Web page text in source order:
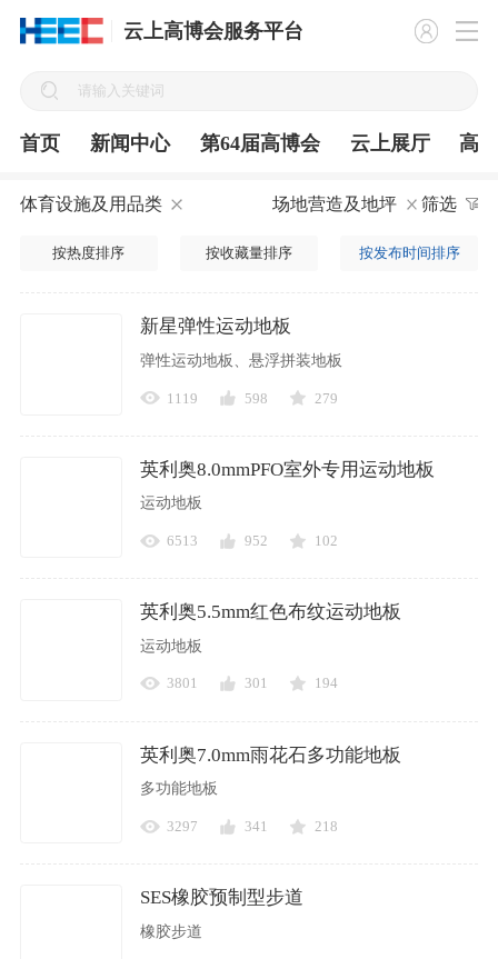
云上高博会服务平台
首页 新闻中心 第64届高博会 云上展厅 高
体育设施及用品类 场地营造及地坪 筛选
按热度排序 按收藏量排序 按发布时间排序
新星弹性运动地板
弹性运动地板、悬浮拼装地板
1119 598 279
英利奥8.0mmPFO室外专用运动地板
运动地板
6513 952 102
英利奥5.5mm红色布纹运动地板
运动地板
3801 301 194
英利奥7.0mm雨花石多功能地板
多功能地板
3297 341 218
SES橡胶预制型步道
橡胶步道